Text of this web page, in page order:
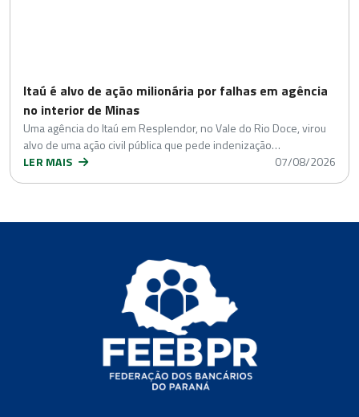
Itaú é alvo de ação milionária por falhas em agência
no interior de Minas
Uma agência do Itaú em Resplendor, no Vale do Rio Doce, virou
alvo de uma ação civil pública que pede indenização…
LER MAIS
07/08/2026